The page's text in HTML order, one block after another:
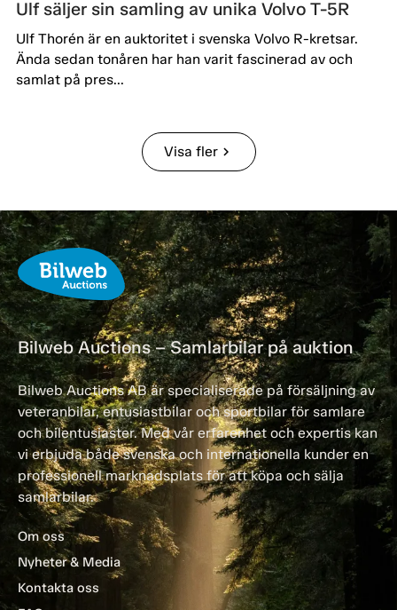
Ulf säljer sin samling av unika Volvo T-5R
Ulf Thorén är en auktoritet i svenska Volvo R-kretsar.
Ända sedan tonåren har han varit fascinerad av och
samlat på pres...
Visa flerchevron_right
Bilweb Auctions – Samlarbilar på auktion
Bilweb Auctions AB är specialiserade på försäljning av
veteranbilar, entusiastbilar och sportbilar för samlare
och bilentusiaster. Med vår erfarenhet och expertis kan
vi erbjuda både svenska och internationella kunder en
professionell marknadsplats för att köpa och sälja
samlarbilar.
Om oss
Nyheter & Media
Kontakta oss